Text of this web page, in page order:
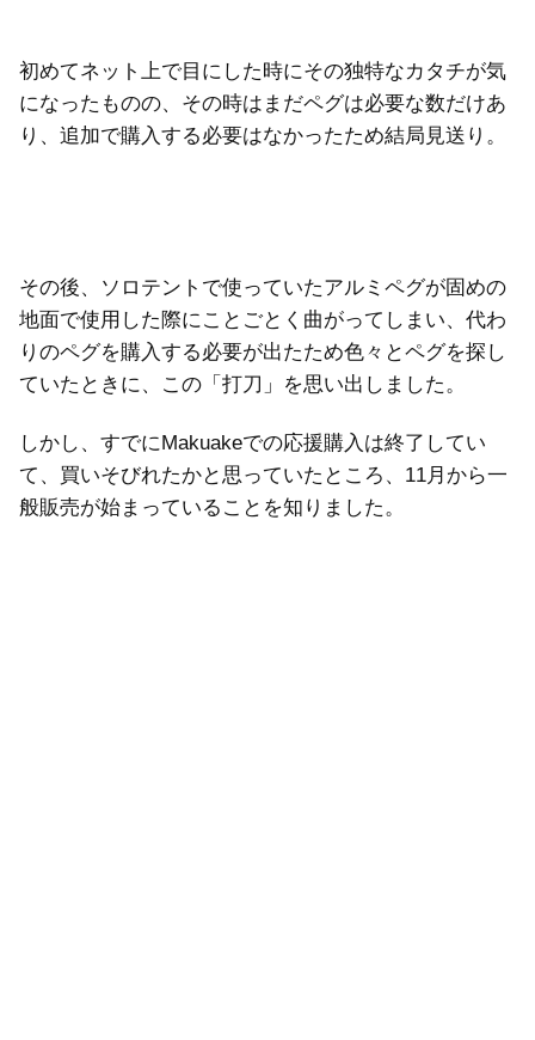
初めてネット上で目にした時にその独特なカタチが気
になったものの、その時はまだペグは必要な数だけあ
り、追加で購入する必要はなかったため結局見送り。
その後、ソロテントで使っていたアルミペグが固めの
地面で使用した際にことごとく曲がってしまい、代わ
りのペグを購入する必要が出たため色々とペグを探し
ていたときに、この「打刀」を思い出しました。
しかし、すでにMakuakeでの応援購入は終了してい
て、買いそびれたかと思っていたところ、11月から一
般販売が始まっていることを知りました。